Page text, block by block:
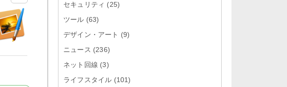
セキュリティ (25)
ツール (63)
デザイン・アート (9)
ニュース (236)
ネット回線 (3)
ライフスタイル (101)